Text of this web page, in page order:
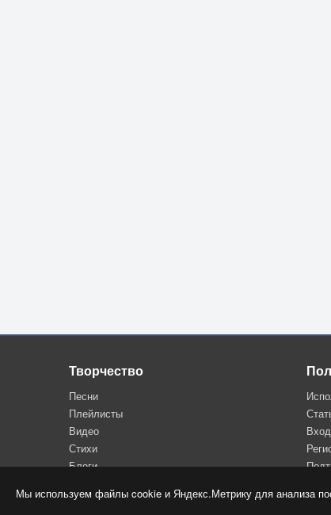
Мы используем файлы cookie и Яндекс.Метрику для анализа
Творчество
Песни
Плейлисты
Видео
Стихи
Блоги
Вход